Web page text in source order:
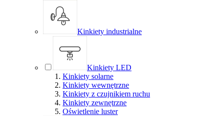
Kinkiety industrialne
Kinkiety LED
Kinkiety solarne
Kinkiety wewnętrzne
Kinkiety z czujnikiem ruchu
Kinkiety zewnętrzne
Oświetlenie luster